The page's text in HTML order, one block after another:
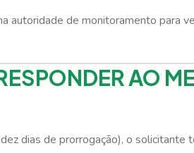
autoridade de monitoramento para
AO
dias de prorrogação), o solicitante